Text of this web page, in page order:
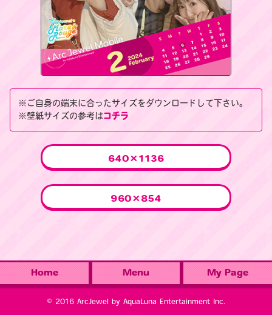
※ご自身の端末に合ったサイズをダウンロードして下さい。
※壁紙サイズの参考はコチラ
640×1136
960×854
Home Menu My Page
© 2016 ArcJewel by AquaLuna Entertainment Inc.